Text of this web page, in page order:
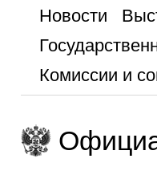
Новости
Комиссии и